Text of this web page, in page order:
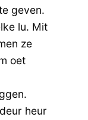
geven.
lu. Mit
ze
oet
heur